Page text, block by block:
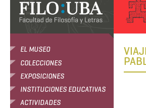
EL MUSEO
COLECCIONES
EXPOSICIONES
INSTITUCIONES EDUCATIVAS
ACTIVIDADES